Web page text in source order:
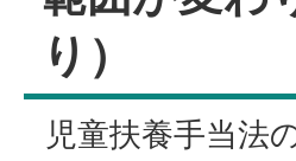
り）
児童扶養手当法